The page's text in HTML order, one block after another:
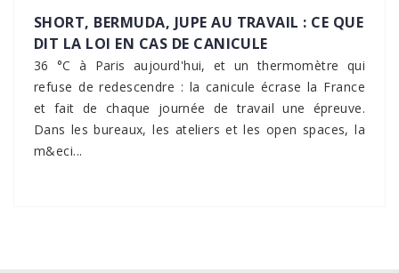
SHORT, BERMUDA, JUPE AU TRAVAIL : CE QUE
DIT LA LOI EN CAS DE CANICULE
36 °C à Paris aujourd'hui, et un thermomètre qui
refuse de redescendre : la canicule écrase la France
et fait de chaque journée de travail une épreuve.
Dans les bureaux, les ateliers et les open spaces, la
m&eci...